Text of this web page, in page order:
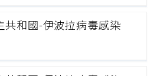
共和國-伊波拉病毒感染